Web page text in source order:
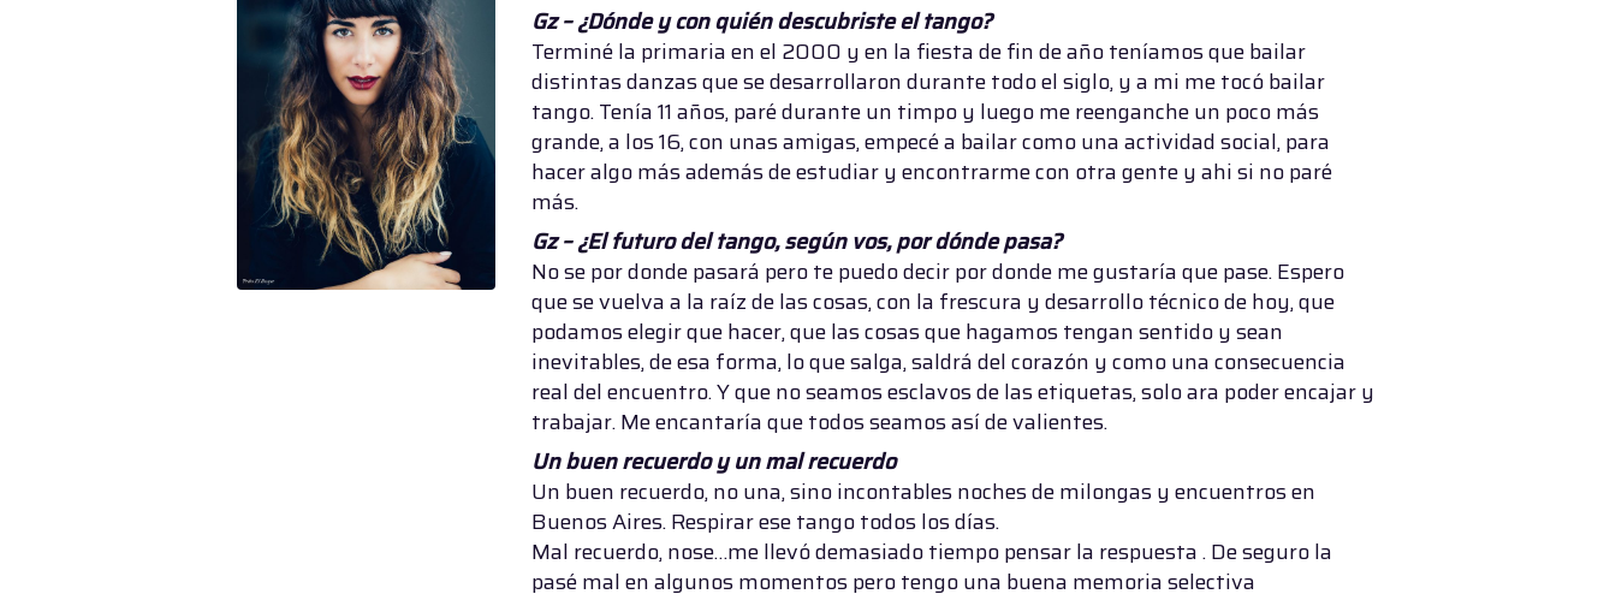
Gz – ¿Dónde y con quién descubriste el tango?
Terminé la primaria en el 2000 y en la fiesta de fin de año teníamos que bailar
distintas danzas que se desarrollaron durante todo el siglo, y a mi me tocó bailar
tango. Tenía 11 años, paré durante un timpo y luego me reenganche un poco más
grande, a los 16, con unas amigas, empecé a bailar como una actividad social, para
hacer algo más además de estudiar y encontrarme con otra gente y ahi si no paré
más.
Gz – ¿El futuro del tango, según vos, por dónde pasa?
No se por donde pasará pero te puedo decir por donde me gustaría que pase. Espero
que se vuelva a la raíz de las cosas, con la frescura y desarrollo técnico de hoy, que
podamos elegir que hacer, que las cosas que hagamos tengan sentido y sean
inevitables, de esa forma, lo que salga, saldrá del corazón y como una consecuencia
real del encuentro. Y que no seamos esclavos de las etiquetas, solo ara poder encajar y
trabajar. Me encantaría que todos seamos así de valientes.
Un buen recuerdo y un mal recuerdo
Un buen recuerdo, no una, sino incontables noches de milongas y encuentros en
Buenos Aires. Respirar ese tango todos los días.
Mal recuerdo, nose…me llevó demasiado tiempo pensar la respuesta . De seguro la
pasé mal en algunos momentos pero tengo una buena memoria selectiva